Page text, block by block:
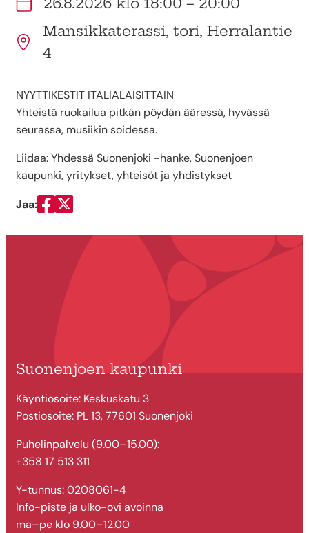
Mansikkaterassi, tori, Herralantie
4
NYYTTIKESTIT ITALIALAISITTAIN
Yhteistä ruokailua pitkän pöydän ääressä, hyvässä
seurassa, musiikin soidessa.
Liidaa: Yhdessä Suonenjoki -hanke, Suonenjoen
kaupunki, yritykset, yhteisöt ja yhdistykset
Jaa:
Jaa Facebookissa
Jaa Twitterissä
Suonenjoen kaupunki
Käyntiosoite: Keskuskatu 3
Postiosoite: PL 13, 77601 Suonenjoki
Puhelinpalvelu (9.00–15.00):
+358 17 513 311
Y-tunnus: 0208061-4
Info-piste ja ulko-ovi avoinna
ma–pe klo 9.00–12.00